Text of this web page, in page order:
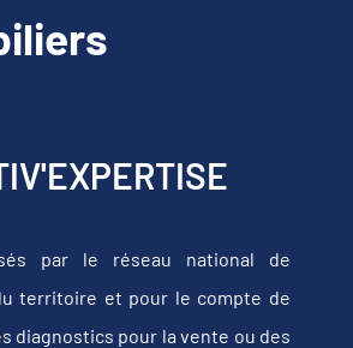
par le réseau national de
territoire et pour le compte de
diagnostics pour la vente ou des